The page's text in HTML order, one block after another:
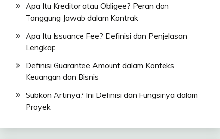
Apa Itu Kreditor atau Obligee? Peran dan
Tanggung Jawab dalam Kontrak
Apa Itu Issuance Fee? Definisi dan Penjelasan
Lengkap
Definisi Guarantee Amount dalam Konteks
Keuangan dan Bisnis
Subkon Artinya? Ini Definisi dan Fungsinya dalam
Proyek